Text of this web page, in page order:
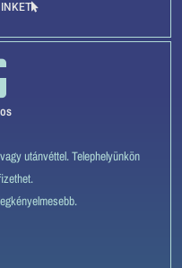
utánvéttel. Telephelyünkön